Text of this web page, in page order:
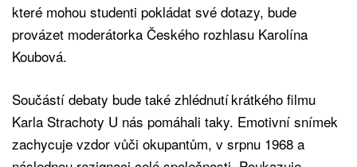
které mohou studenti pokládat své dotazy, bude
provázet moderátorka Českého rozhlasu Karolína
Koubová.
Součástí debaty bude také zhlédnutí krátkého filmu
Karla Strachoty U nás pomáhali taky. Emotivní snímek
zachycuje vzdor vůči okupantům, v srpnu 1968 a